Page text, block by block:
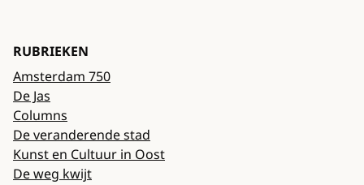
RUBRIEKEN
Amsterdam 750
De Jas
Columns
De veranderende stad
Kunst en Cultuur in Oost
De weg kwijt